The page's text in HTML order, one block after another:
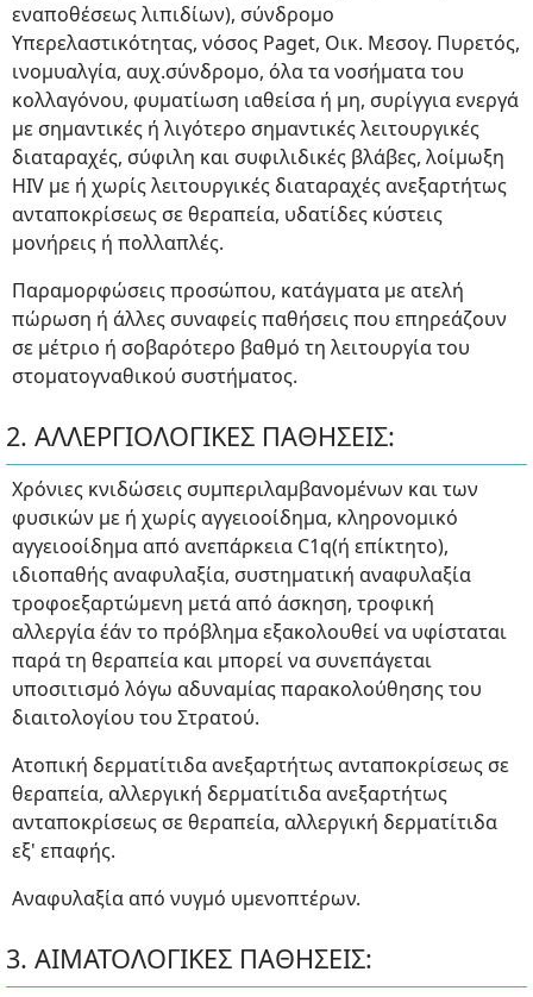
εναποθέσεως λιπιδίων), σύνδρομο
Υπερελαστικότητας, νόσος Paget, Οικ. Μεσογ. Πυρετός,
ινομυαλγία, αυχ.σύνδρομο, όλα τα νοσήματα του
κολλαγόνου, φυματίωση ιαθείσα ή μη, συρίγγια ενεργά
με σημαντικές ή λιγότερο σημαντικές λειτουργικές
διαταραχές, σύφιλη και συφιλιδικές βλάβες, λοίμωξη
HIV με ή χωρίς λειτουργικές διαταραχές ανεξαρτήτως
ανταποκρίσεως σε θεραπεία, υδατίδες κύστεις
μονήρεις ή πολλαπλές.
Παραμορφώσεις προσώπου, κατάγματα με ατελή
πώρωση ή άλλες συναφείς παθήσεις που επηρεάζουν
σε μέτριο ή σοβαρότερο βαθμό τη λειτουργία του
στοματογναθικού συστήματος.
2. ΑΛΛΕΡΓΙΟΛΟΓΙΚΕΣ ΠΑΘΗΣΕΙΣ:
Χρόνιες κνιδώσεις συμπεριλαμβανομένων και των
φυσικών με ή χωρίς αγγειοοίδημα, κληρονομικό
αγγειοοίδημα από ανεπάρκεια C1q(ή επίκτητο),
ιδιοπαθής αναφυλαξία, συστηματική αναφυλαξία
τροφοεξαρτώμενη μετά από άσκηση, τροφική
αλλεργία έάν το πρόβλημα εξακολουθεί να υφίσταται
παρά τη θεραπεία και μπορεί να συνεπάγεται
υποσιτισμό λόγω αδυναμίας παρακολούθησης του
διαιτολογίου του Στρατού.
Ατοπική δερματίτιδα ανεξαρτήτως ανταποκρίσεως σε
θεραπεία, αλλεργική δερματίτιδα ανεξαρτήτως
ανταποκρίσεως σε θεραπεία, αλλεργική δερματίτιδα
εξ' επαφής.
Αναφυλαξία από νυγμό υμενοπτέρων.
3. ΑΙΜΑΤΟΛΟΓΙΚΕΣ ΠΑΘΗΣΕΙΣ: